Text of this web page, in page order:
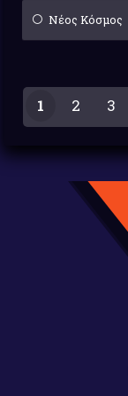
Νέος Κόσμος
1 2 3